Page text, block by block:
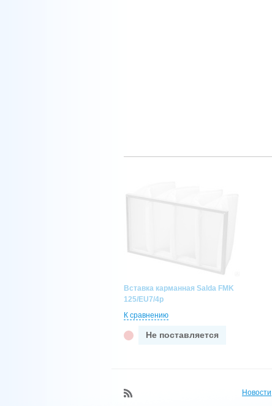
Вставка карманная Salda FMK
125/EU7/4p
К сравнению
Не поставляется
Новости